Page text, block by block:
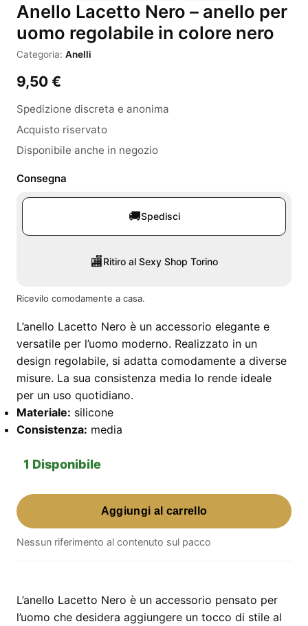
Anello Lacetto Nero – anello per
uomo regolabile in colore nero
Categoria: Anelli
9,50 €
Spedizione discreta e anonima
Acquisto riservato
Disponibile anche in negozio
Consegna
🚚Spedisci
🏬Ritiro al Sexy Shop Torino
Ricevilo comodamente a casa.
L’anello Lacetto Nero è un accessorio elegante e
versatile per l’uomo moderno. Realizzato in un
design regolabile, si adatta comodamente a diverse
misure. La sua consistenza media lo rende ideale
per un uso quotidiano.
Materiale: silicone
Consistenza: media
1 Disponibile
Anello
Lacetto
Nero
–
uomo
regolabile
Aggiungi al carrello
Nessun riferimento al contenuto sul pacco
L’anello Lacetto Nero è un accessorio pensato per
l’uomo che desidera aggiungere un tocco di stile al